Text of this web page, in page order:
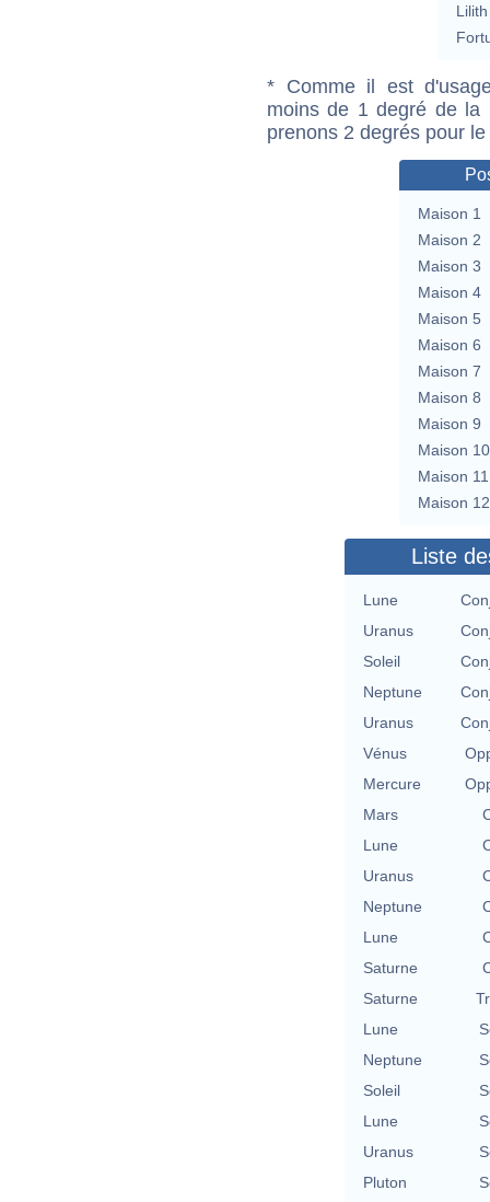
Lilith
* Comme il est
moins de 1 degré de la
prenons 2 degrés pour
Maison 1
Maison 2
Maison 3
Maison 4
Maison 5
Maison 6
Maison 7
Maison 8
Maison 9
Maison 10
Maison 11
Maison 12
Liste
Lune
Uranus
Soleil
Neptune
Uranus
Vénus
Mercure
Mars
Lune
Uranus
Neptune
Lune
Saturne
Saturne
Lune
Neptune
Soleil
Lune
Uranus
Pluton